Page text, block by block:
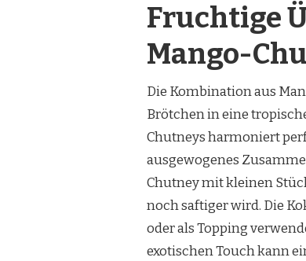
Fruchtige
Mango-
Die Kombination aus
Brötchen in eine
Chutneys harmoniert
ausgewogenes
Chutney mit kleinen
noch saftiger wird. Die
oder als Topping
exotischen Touch kann